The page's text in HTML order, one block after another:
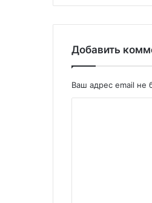
Добавить
Ваш адрес email не